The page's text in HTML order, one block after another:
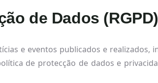
de Dados (RGPD)
e eventos publicados e
de protecção de dados e